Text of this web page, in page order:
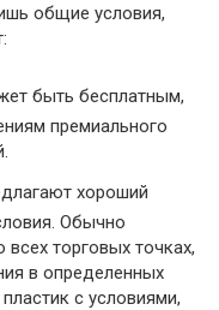
общие условия,
быть бесплатным,
премиального
хороший
Обычно
торговых точках,
в определенных
с условиями,